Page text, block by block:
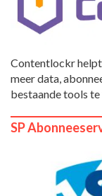
Contentlockr helpt
meer data,
bestaande tools te
SP